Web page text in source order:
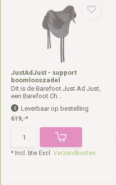
JustAdJust - support
boomlooszadel
Dit is de Barefoot Just Ad Just,
een Barefoot Ch...
Leverbaar op bestelling
619,-*
* Incl. btw Excl.Verzendkosten